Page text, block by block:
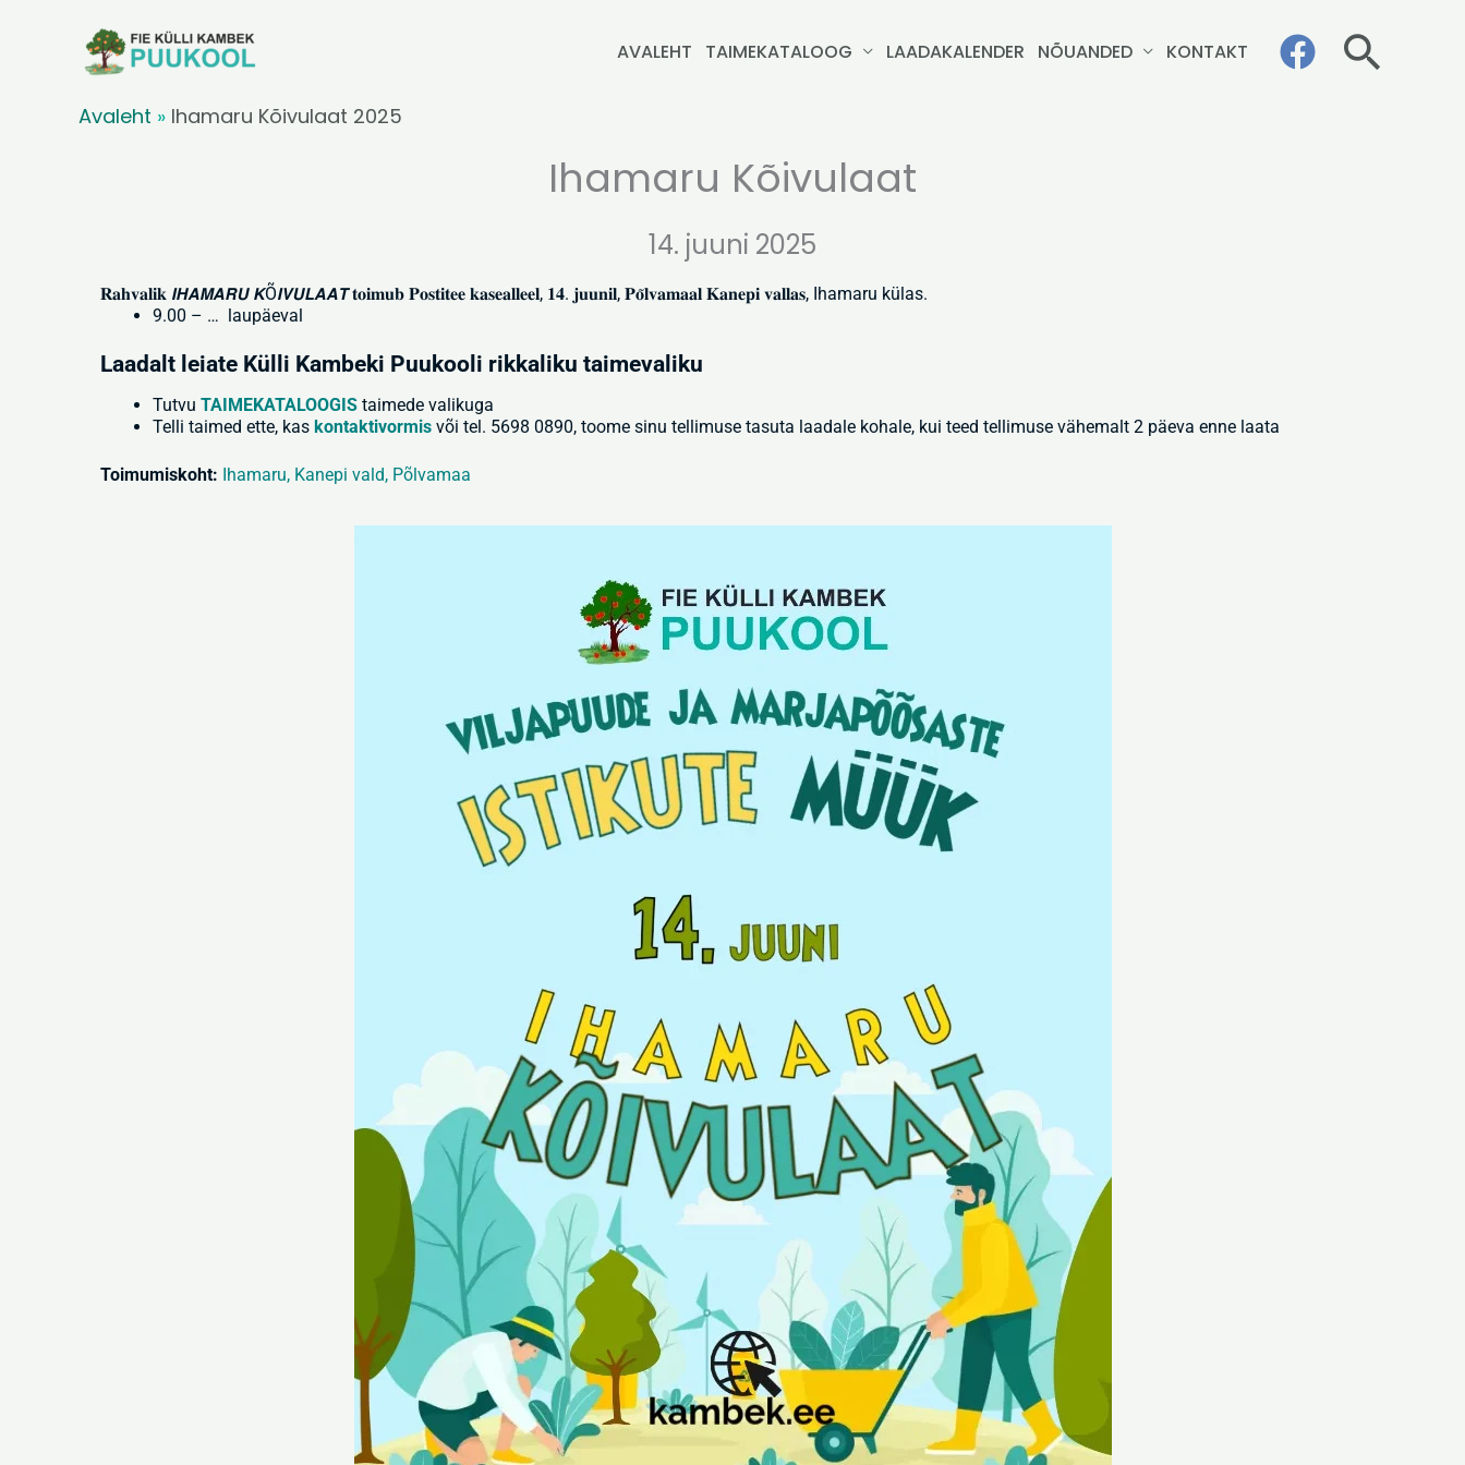
AVALEHT TAIMEKATALOOG LAADAKALENDER NÕUANDED KONTAKT
Avaleht » Ihamaru Kõivulaat 2025
Ihamaru Kõivulaat
14. juuni 2025
𝐑𝐚𝐡𝐯𝐚𝐥𝐢𝐤 𝙄𝙃𝘼𝙈𝘼𝙍𝙐 𝙆Õ𝙄𝙑𝙐𝙇𝘼𝘼𝙏 𝐭𝐨𝐢𝐦𝐮𝐛 𝐏𝐨𝐬𝐭𝐢𝐭𝐞𝐞 𝐤𝐚𝐬𝐞𝐚𝐥𝐥𝐞𝐞𝐥, 𝟏𝟒. 𝐣𝐮𝐮𝐧𝐢𝐥, 𝐏𝐨̃𝐥𝐯𝐚𝐦𝐚𝐚𝐥 𝐊𝐚𝐧𝐞𝐩𝐢 𝐯𝐚𝐥𝐥𝐚𝐬, Ihamaru külas.
9.00 – … laupäeval
Laadalt leiate Külli Kambeki Puukooli rikkaliku taimevaliku
Tutvu TAIMEKATALOOGIS taimede valikuga
Telli taimed ette, kas kontaktivormis või tel. 5698 0890, toome sinu tellimuse tasuta laadale kohale, kui teed tellimuse vähemalt 2 päeva enne laata
Toimumiskoht: Ihamaru, Kanepi vald, Põlvamaa